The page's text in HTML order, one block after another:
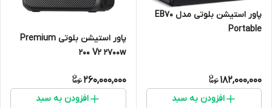
پاور استیشن بلوتی مدل EB70
Portable
182,000,000
افزودن به سبد
پاور استیشن بلوتی Premium
200 V2 2700w
260,000,000
افزودن به سبد